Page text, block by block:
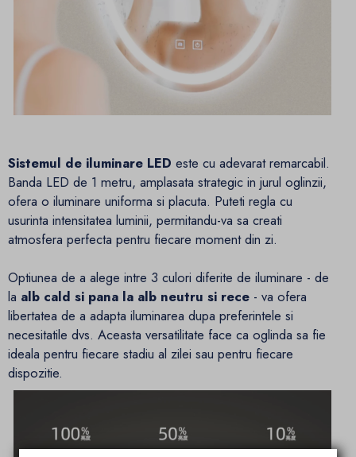
Sistemul de iluminare LED este cu adevarat remarcabil.
Banda LED de 1 metru, amplasata strategic in jurul oglinzii,
ofera o iluminare uniforma si placuta. Puteti regla cu
usurinta intensitatea luminii, permitandu-va sa creati
atmosfera perfecta pentru fiecare moment din zi.
Optiunea de a alege intre 3 culori diferite de iluminare - de
la alb cald si pana la alb neutru si rece - va ofera
libertatea de a adapta iluminarea dupa preferintele si
necesitatile dvs. Aceasta versatilitate face ca oglinda sa fie
ideala pentru fiecare stadiu al zilei sau pentru fiecare
dispozitie.